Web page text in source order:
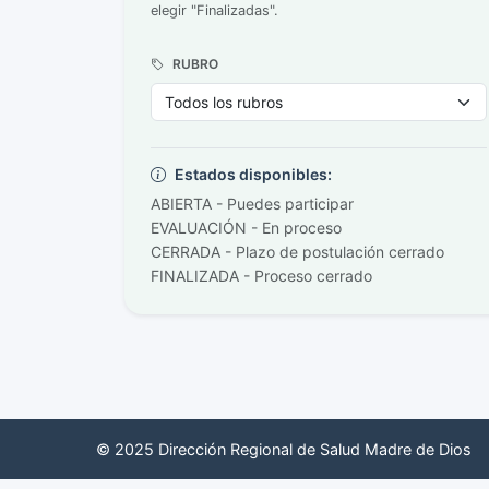
elegir "Finalizadas".
RUBRO
Estados disponibles:
ABIERTA - Puedes participar
EVALUACIÓN - En proceso
CERRADA - Plazo de postulación cerrado
FINALIZADA - Proceso cerrado
© 2025 Dirección Regional de Salud Madre de Dios